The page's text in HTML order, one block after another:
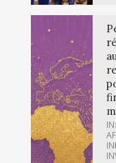
IN: